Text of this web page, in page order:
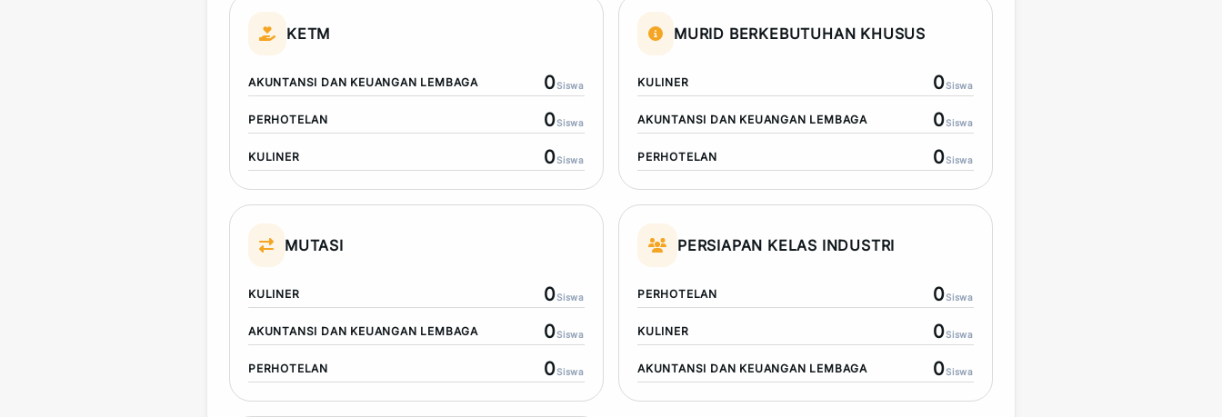
KETM
AKUNTANSI DAN KEUANGAN LEMBAGA 0Siswa
PERHOTELAN 0Siswa
KULINER 0Siswa
MURID BERKEBUTUHAN KHUSUS
KULINER 0Siswa
AKUNTANSI DAN KEUANGAN LEMBAGA 0Siswa
PERHOTELAN 0Siswa
MUTASI
KULINER 0Siswa
AKUNTANSI DAN KEUANGAN LEMBAGA 0Siswa
PERHOTELAN 0Siswa
PERSIAPAN KELAS INDUSTRI
PERHOTELAN 0Siswa
KULINER 0Siswa
AKUNTANSI DAN KEUANGAN LEMBAGA 0Siswa